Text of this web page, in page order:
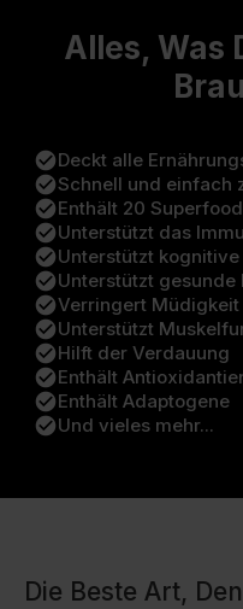
Alles, Was
check_circleDeckt alle
check_circleSchnell und einfach
check_circleEnthält 20
check_circleUnterstützt das
check_circleUnterstützt kognitive
check_circleUnterstützt gesunde
check_circleVerringert
check_circleUnterstützt
check_circleHilft der Verdauung
check_circleEnthält
check_circleEnthält Adaptogene
check_circleUnd vieles mehr...
Die Beste Art,